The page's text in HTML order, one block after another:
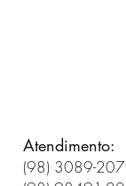
Atendimento:
(98) 3089-